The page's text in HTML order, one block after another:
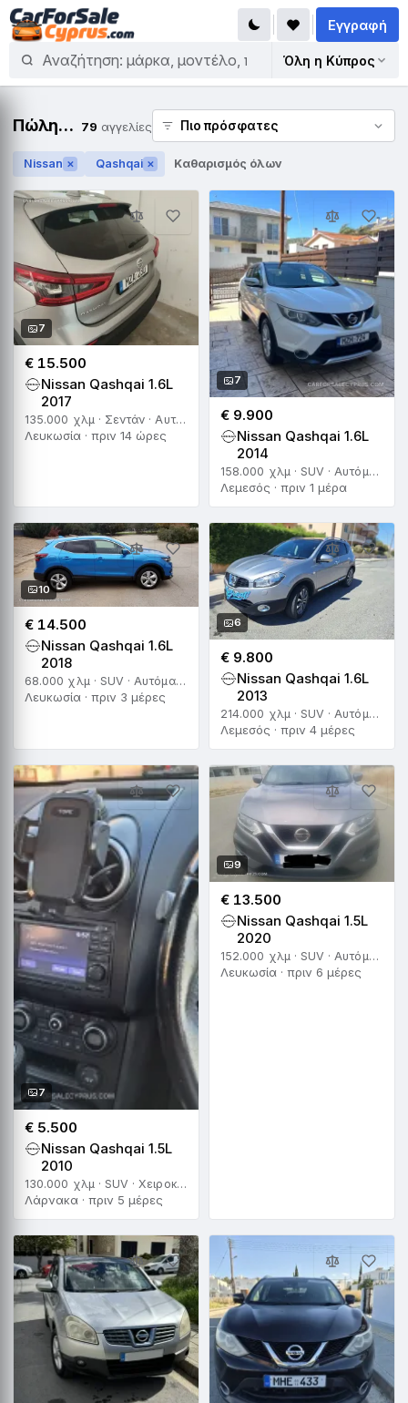
Όλη η Κύπρος
Εγγραφή
Πώληση Nissan Qashqai 79 αγγελίες
Nissan ✕ Qashqai ✕ Καθαρισμός όλων
7
€ 15.500
Nissan Qashqai 1.6L
2017
135.000 χλμ · Σεντάν · Αυτόματο
Λευκωσία · πριν 14 ώρες
7
€ 9.900
Nissan Qashqai 1.6L
2014
158.000 χλμ · SUV · Αυτόματο
Λεμεσός · πριν 1 μέρα
10
€ 14.500
Nissan Qashqai 1.6L
2018
68.000 χλμ · SUV · Αυτόματο
Λευκωσία · πριν 3 μέρες
6
€ 9.800
Nissan Qashqai 1.6L
2013
214.000 χλμ · SUV · Αυτόματο
Λεμεσός · πριν 4 μέρες
7
€ 5.500
Nissan Qashqai 1.5L
2010
130.000 χλμ · SUV · Χειροκίνητο
Λάρνακα · πριν 5 μέρες
9
€ 13.500
Nissan Qashqai 1.5L
2020
152.000 χλμ · SUV · Αυτόματο
Λευκωσία · πριν 6 μέρες